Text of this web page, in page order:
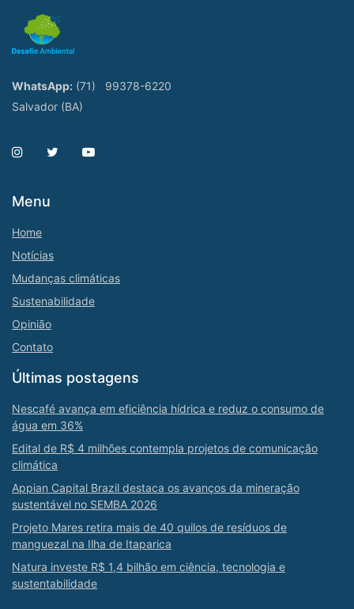
WhatsApp: (71)
99378-6220
Salvador (BA)
Menu
Home
Notícias
Mudanças climáticas
Sustenabilidade
Opinião
Contato
Últimas postagens
Nescafé avança em eficiência hídrica e reduz o consumo de
água em 36%
Edital de R$ 4 milhões contempla projetos de comunicação
climática
Appian Capital Brazil destaca os avanços da mineração
sustentável no SEMBA 2026
Projeto Mares retira mais de 40 quilos de resíduos de
manguezal na Ilha de Itaparica
Natura investe R$ 1,4 bilhão em ciência, tecnologia e
sustentabilidade